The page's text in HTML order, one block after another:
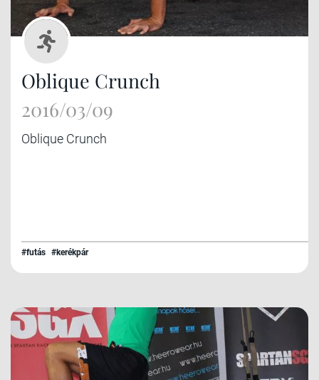
Oblique Crunch
2016/03/09
Oblique Crunch
#futás #kerékpár